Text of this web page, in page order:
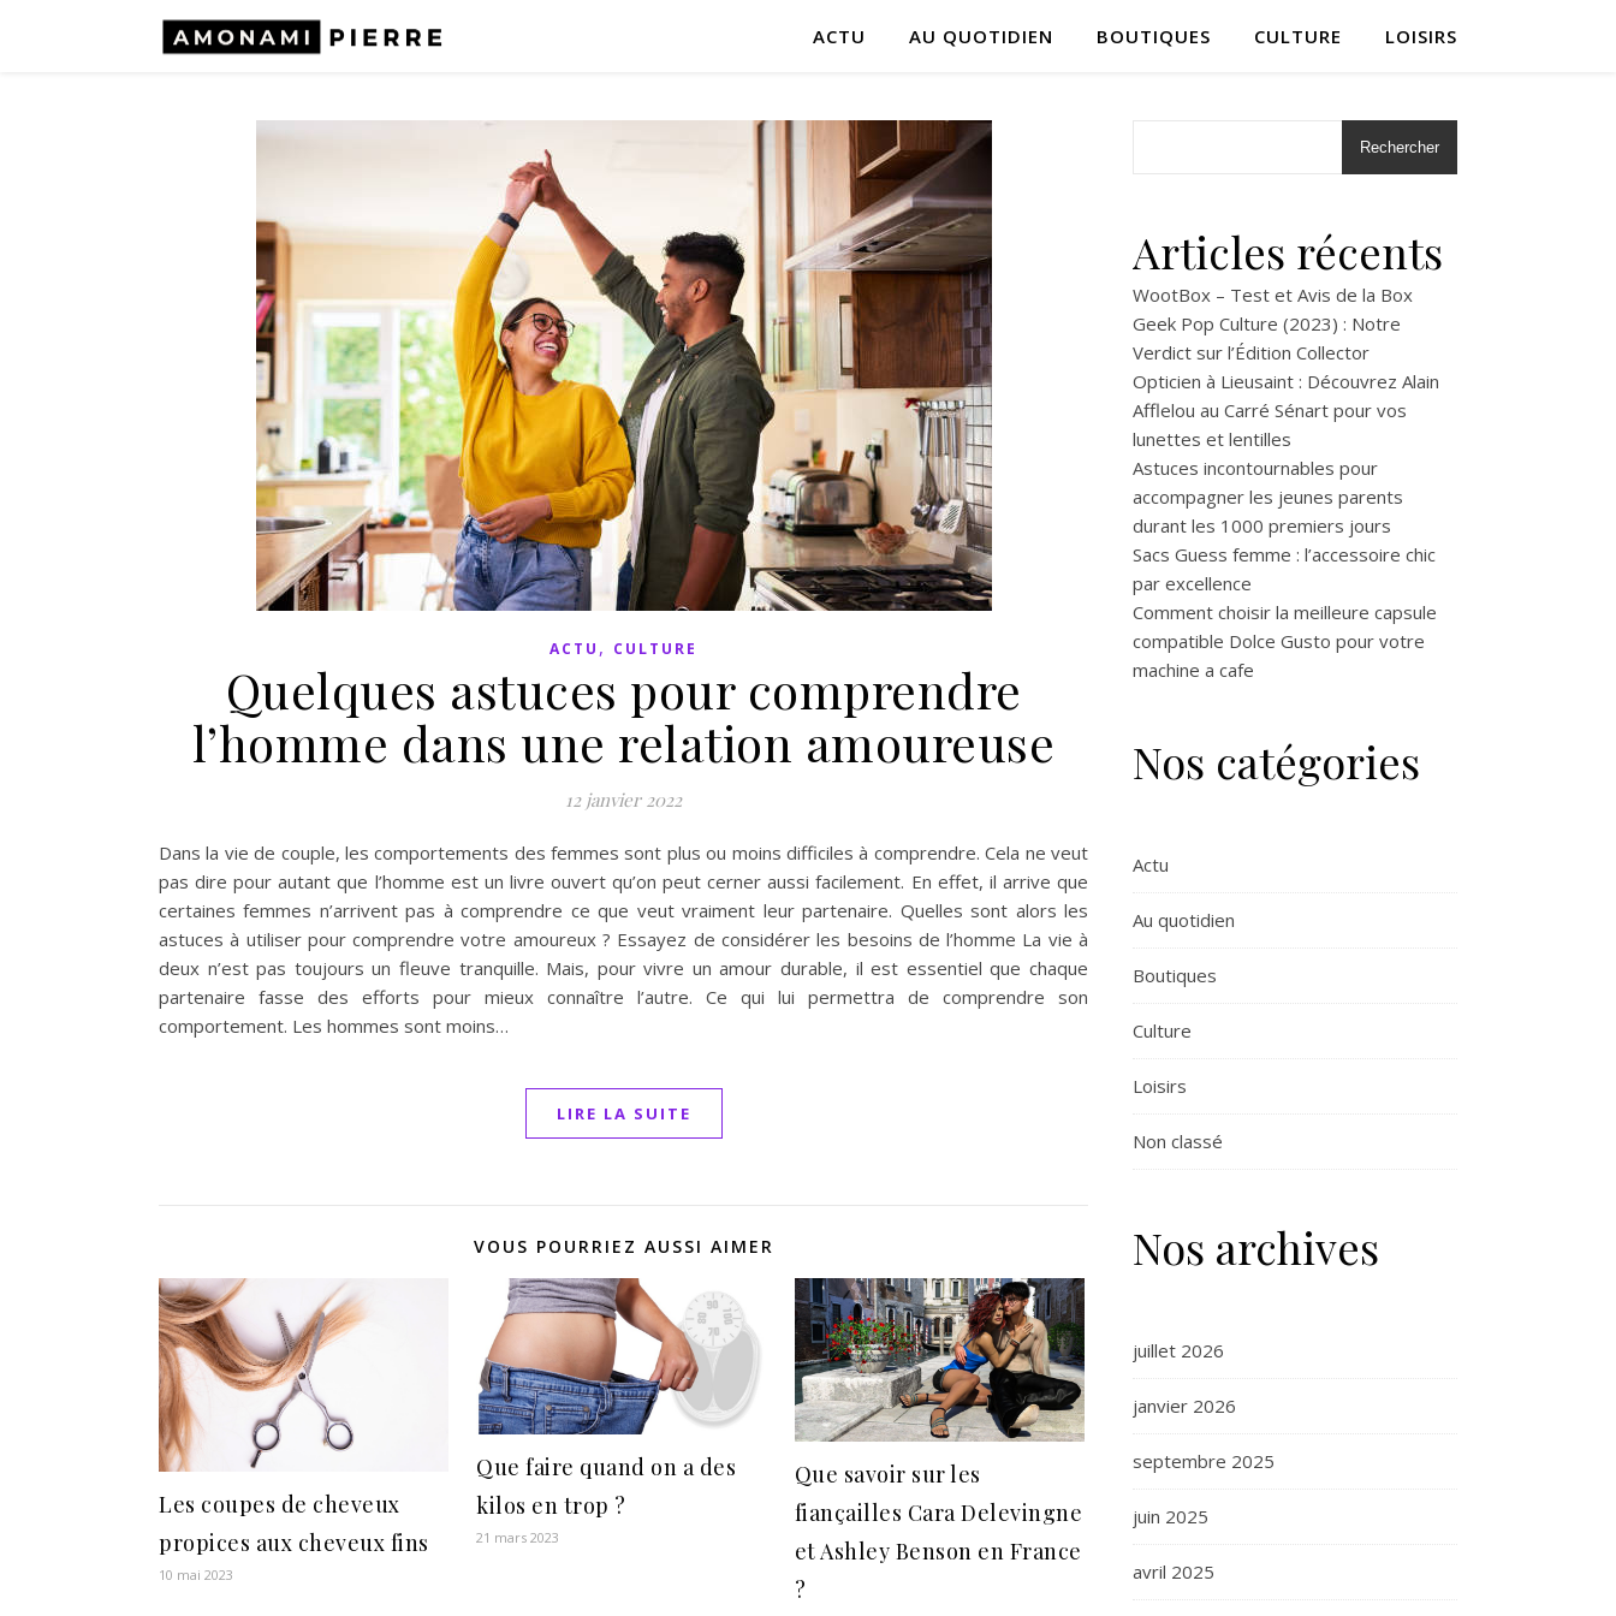
ACTU AU QUOTIDIEN BOUTIQUES CULTURE LOISIRS
ACTU , CULTURE
Quelques astuces pour comprendre
l’homme dans une relation amoureuse
12 janvier 2022
Dans la vie de couple, les comportements des femmes sont plus ou moins difficiles à comprendre. Cela ne veut
pas dire pour autant que l’homme est un livre ouvert qu’on peut cerner aussi facilement. En effet, il arrive que
certaines femmes n’arrivent pas à comprendre ce que veut vraiment leur partenaire. Quelles sont alors les
astuces à utiliser pour comprendre votre amoureux ? Essayez de considérer les besoins de l’homme La vie à
deux n’est pas toujours un fleuve tranquille. Mais, pour vivre un amour durable, il est essentiel que chaque
partenaire fasse des efforts pour mieux connaître l’autre. Ce qui lui permettra de comprendre son
comportement. Les hommes sont moins…
LIRE LA SUITE
VOUS POURRIEZ AUSSI AIMER
Les coupes de cheveux
propices aux cheveux fins
10 mai 2023
Que faire quand on a des
kilos en trop ?
21 mars 2023
Que savoir sur les
fiançailles Cara Delevingne
et Ashley Benson en France
?
Rechercher
Articles récents
WootBox – Test et Avis de la Box
Geek Pop Culture (2023) : Notre
Verdict sur l’Édition Collector
Opticien à Lieusaint : Découvrez Alain
Afflelou au Carré Sénart pour vos
lunettes et lentilles
Astuces incontournables pour
accompagner les jeunes parents
durant les 1000 premiers jours
Sacs Guess femme : l’accessoire chic
par excellence
Comment choisir la meilleure capsule
compatible Dolce Gusto pour votre
machine a cafe
Nos catégories
Actu
Au quotidien
Boutiques
Culture
Loisirs
Non classé
Nos archives
juillet 2026
janvier 2026
septembre 2025
juin 2025
avril 2025